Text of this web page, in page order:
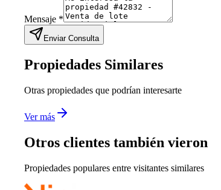
Mensaje *
Enviar Consulta
Propiedades Similares
Otras propiedades que podrían interesarte
Ver más
Otros clientes también vieron
Propiedades populares entre visitantes similares